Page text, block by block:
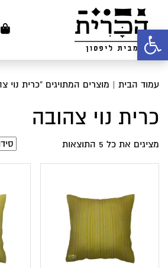
פתח סרגל נגישות
עמוד הבית | מוצרים המתויגים “כרית נוי
כרית נוי צהובה
מציגים את כל ⁦5⁩ התוצאות